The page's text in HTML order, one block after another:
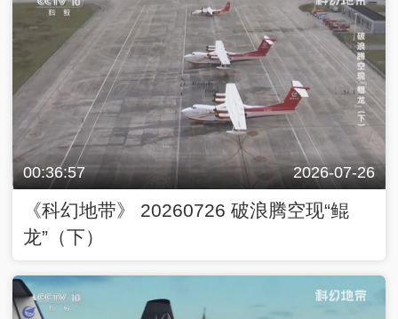
00:36:57 2026-07-26
《科幻地带》 20260726 破浪腾空现“鲲
龙”（下）